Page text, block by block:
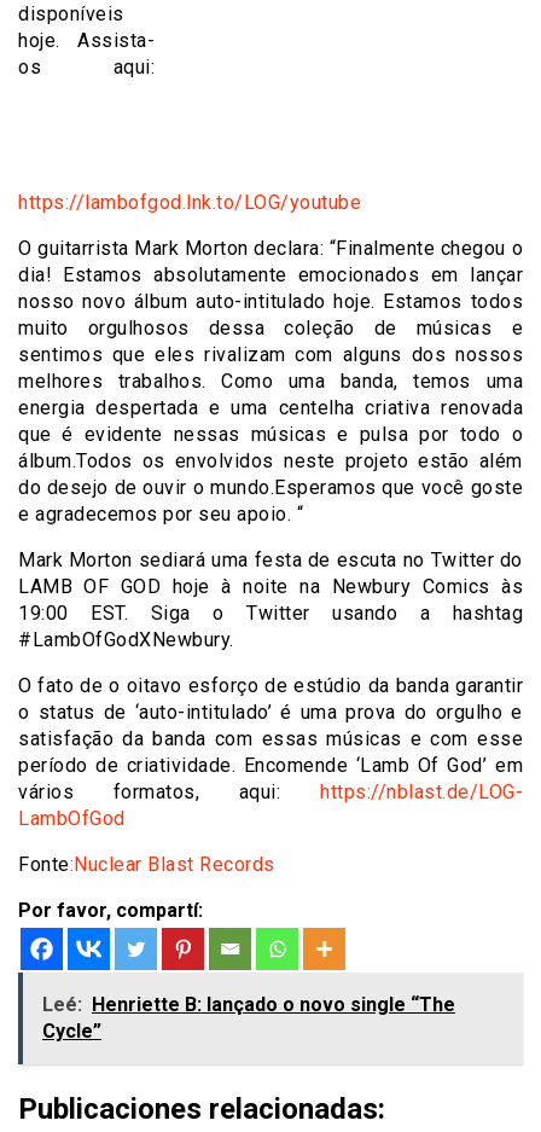
disponíveis
hoje. Assista-
os aqui:
https://lambofgod.lnk.to/LOG/youtube
O guitarrista Mark Morton declara: “Finalmente chegou o
dia! Estamos absolutamente emocionados em lançar
nosso novo álbum auto-intitulado hoje. Estamos todos
muito orgulhosos dessa coleção de músicas e
sentimos que eles rivalizam com alguns dos nossos
melhores trabalhos. Como uma banda, temos uma
energia despertada e uma centelha criativa renovada
que é evidente nessas músicas e pulsa por todo o
álbum.Todos os envolvidos neste projeto estão além
do desejo de ouvir o mundo.Esperamos que você goste
e agradecemos por seu apoio. “
Mark Morton sediará uma festa de escuta no Twitter do
LAMB OF GOD hoje à noite na Newbury Comics às
19:00 EST. Siga o Twitter usando a hashtag
#LambOfGodXNewbury.
O fato de o oitavo esforço de estúdio da banda garantir
o status de ‘auto-intitulado’ é uma prova do orgulho e
satisfação da banda com essas músicas e com esse
período de criatividade. Encomende ‘Lamb Of God’ em
vários formatos, aqui: https://nblast.de/LOG-
LambOfGod
Fonte:Nuclear Blast Records
Por favor, compartí:
Leé: Henriette B: lançado o novo single “The
Cycle”
Publicaciones relacionadas: